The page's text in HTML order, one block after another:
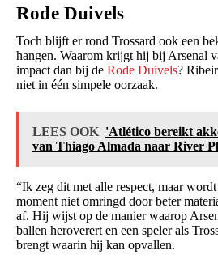
Rode Duivels
Toch blijft er rond Trossard ook een
hangen. Waarom krijgt hij bij Arsenal
impact dan bij de Rode Duivels?
niet in één simpele oorzaak.
LEES OOK 'Atlético bereikt
van Thiago Almada naar River
“Ik zeg dit met alle respect, maar
moment niet omringd door beter
af. Hij wijst op de manier waarop
ballen heroverert en een speler als
brengt waarin hij kan opvallen.